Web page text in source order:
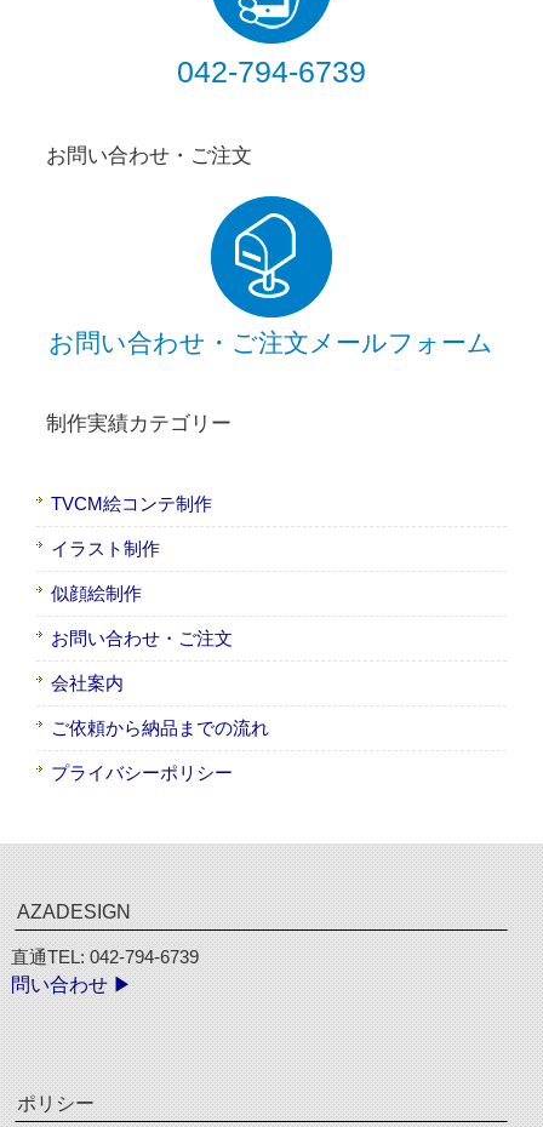
042-794-6739
お問い合わせ・ご注文
お問い合わせ・ご注文メールフォーム
制作実績カテゴリー
TVCM絵コンテ制作
イラスト制作
似顔絵制作
お問い合わせ・ご注文
会社案内
ご依頼から納品までの流れ
プライバシーポリシー
AZADESIGN
直通TEL: 042-794-6739
問い合わせ ▶︎
ポリシー